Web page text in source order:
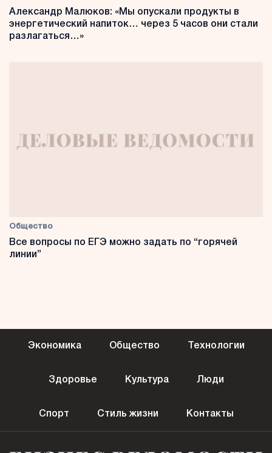
Александр Малюков: «Мы опускали продукты в
энергетический напиток… через 5 часов они стали
разлагаться…»
Общество
Все вопросы по ЕГЭ можно задать по “горячей
линии”
Экономика Общество Технологии
Здоровье Культура Люди
Спорт Стиль жизни Контакты